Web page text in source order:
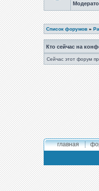
Список форумов »
Кто сейчас на
Сейчас этот форум
главная